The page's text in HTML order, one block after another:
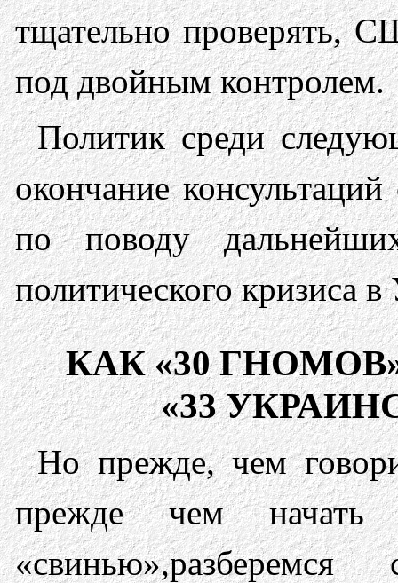
тщательно проверять,
под двойным контролем.
Политик среди
окончание
по поводу
политического кризиса
КАК «30
«33
Но прежде, чем
прежде чем начать